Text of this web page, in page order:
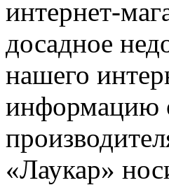
интернет-
досадное
нашего
информацию
«Лаукар»